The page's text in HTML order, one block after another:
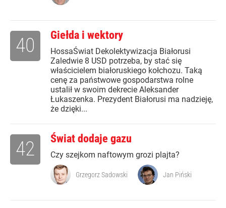
Giełda i wektory
HossaŚwiat Dekolektywizacja Białorusi
Zaledwie 8 USD potrzeba, by stać się
właścicielem białoruskiego kołchozu. Taką
cenę za państwowe gospodarstwa rolne
ustalił w swoim dekrecie Aleksander
Łukaszenka. Prezydent Białorusi ma nadzieję,
że dzięki...
40
Świat dodaje gazu
Czy szejkom naftowym grozi plajta?
42
Grzegorz Sadowski Jan Piński